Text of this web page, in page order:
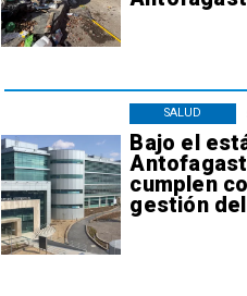
Bajo el
cumplen
gestión del
SALUD